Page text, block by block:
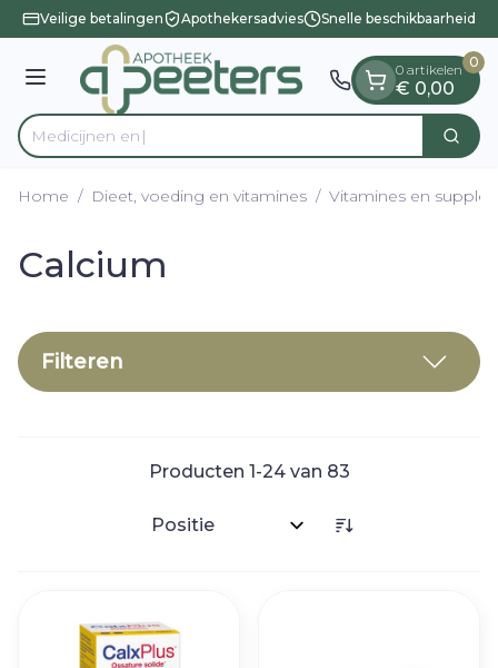
Ga naar de inhoud
1 van 1
Veilige betalingen Apothekersadvies Snelle beschikbaarheid
Menu
Product, merk, categorie... Zoek
0 artikelen
€ 0,00
0
Home / Dieet, voeding en vitamines / Vitamines en
Calcium
Filteren
Producten 1-24van 83
Sorteer op: